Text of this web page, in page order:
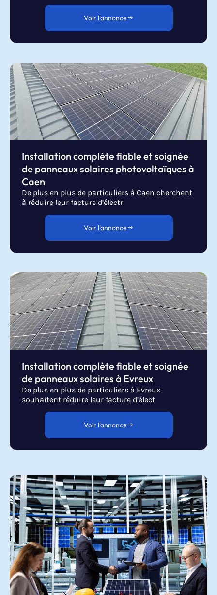
Voir l'annonce
Installation complète fiable et soignée
de panneaux solaires photovoltaïques à
Caen
De plus en plus de particuliers à Caen cherchent
à réduire leur facture d’électr
Voir l'annonce
Installation complète fiable et soignée
de panneaux solaires à Evreux
De plus en plus de particuliers à Evreux
souhaitent réduire leur facture d’élect
Voir l'annonce